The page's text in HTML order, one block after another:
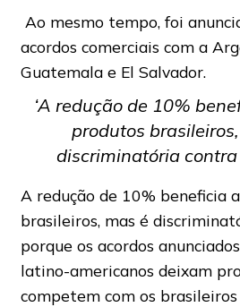
Ao mesmo tempo, foi
acordos comerciais com a
Guatemala e El Salvador.
‘A redução de 10%
produtos
discriminatória contra
A redução de 10% beneficia
brasileiros, mas é
porque os acordos
latino-americanos deixam
competem com os